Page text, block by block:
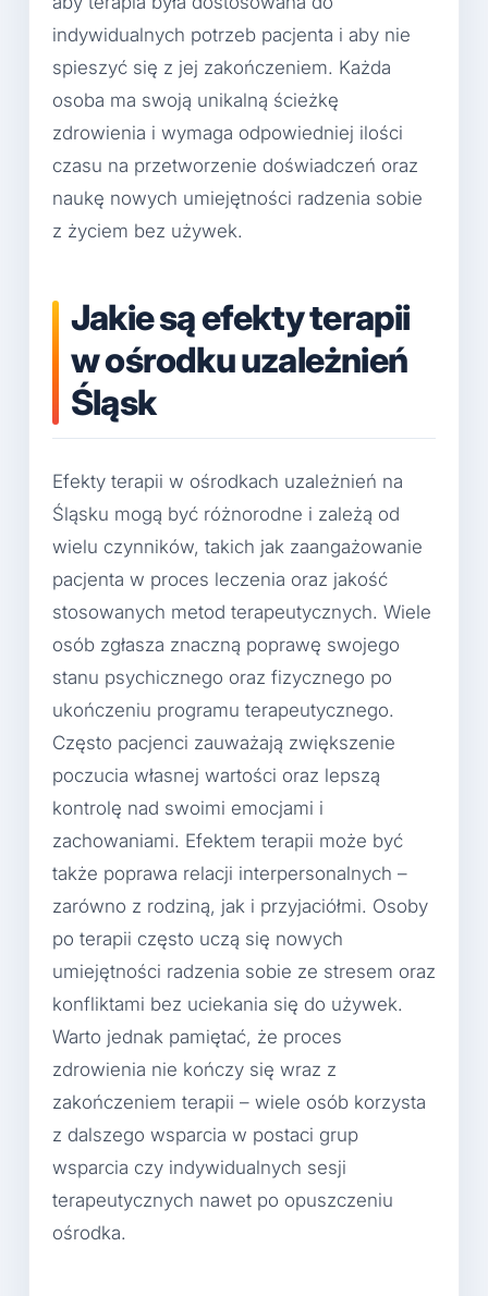
indywidualnych potrzeb pacjenta i aby nie
spieszyć się z jej zakończeniem. Każda
osoba ma swoją unikalną ścieżkę
zdrowienia i wymaga odpowiedniej ilości
czasu na przetworzenie doświadczeń oraz
naukę nowych umiejętności radzenia sobie
z życiem bez używek.
Jakie są efekty terapii
w ośrodku uzależnień
Śląsk
Efekty terapii w ośrodkach uzależnień na
Śląsku mogą być różnorodne i zależą od
wielu czynników, takich jak zaangażowanie
pacjenta w proces leczenia oraz jakość
stosowanych metod terapeutycznych. Wiele
osób zgłasza znaczną poprawę swojego
stanu psychicznego oraz fizycznego po
ukończeniu programu terapeutycznego.
Często pacjenci zauważają zwiększenie
poczucia własnej wartości oraz lepszą
kontrolę nad swoimi emocjami i
zachowaniami. Efektem terapii może być
także poprawa relacji interpersonalnych –
zarówno z rodziną, jak i przyjaciółmi. Osoby
po terapii często uczą się nowych
umiejętności radzenia sobie ze stresem oraz
konfliktami bez uciekania się do używek.
Warto jednak pamiętać, że proces
zdrowienia nie kończy się wraz z
zakończeniem terapii – wiele osób korzysta
z dalszego wsparcia w postaci grup
wsparcia czy indywidualnych sesji
terapeutycznych nawet po opuszczeniu
ośrodka.